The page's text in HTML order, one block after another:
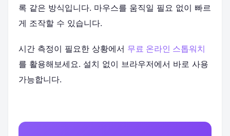
록 같은 방식입니다. 마우스를 움직일 필요 없이 빠르
게 조작할 수 있습니다.
시간 측정이 필요한 상황에서 무료 온라인 스톱워치
를 활용해보세요. 설치 없이 브라우저에서 바로 사용
가능합니다.